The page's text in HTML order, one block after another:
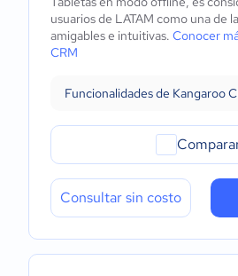
usuarios de LATAM como una de
amigables e intuitivas. Conocer
CRM
Funcionalidades de Kangaroo
Consultar sin costo